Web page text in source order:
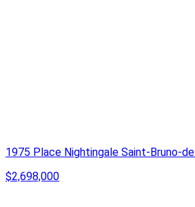
1975 Place Nightingale Saint-Bruno-
$2,698,000